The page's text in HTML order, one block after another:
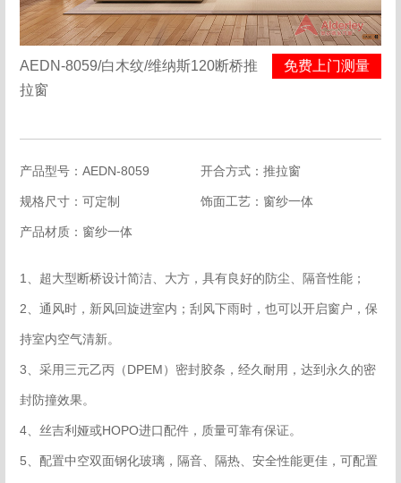
AEDN-8059/白木纹/维纳斯120断桥推
拉窗
免费上门测量
产品型号：AEDN-8059 开合方式：推拉窗
规格尺寸：可定制 饰面工艺：窗纱一体
产品材质：窗纱一体
1、超大型断桥设计简洁、大方，具有良好的防尘、隔音性能；
2、通风时，新风回旋进室内；刮风下雨时，也可以开启窗户，保
持室内空气清新。
3、采用三元乙丙（DPEM）密封胶条，经久耐用，达到永久的密
封防撞效果。
4、丝吉利娅或HOPO进口配件，质量可靠有保证。
5、配置中空双面钢化玻璃，隔音、隔热、安全性能更佳，可配置